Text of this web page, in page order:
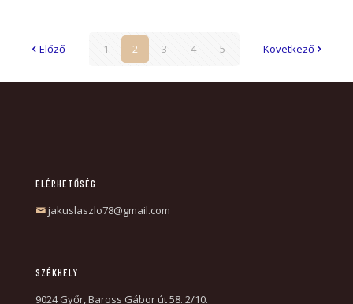
Előző 1 2 3 4 5 Következő
ELÉRHETŐSÉG
jakuslaszlo78@gmail.com
SZÉKHELY
9024 Győr, Baross Gábor út 58. 2/10.